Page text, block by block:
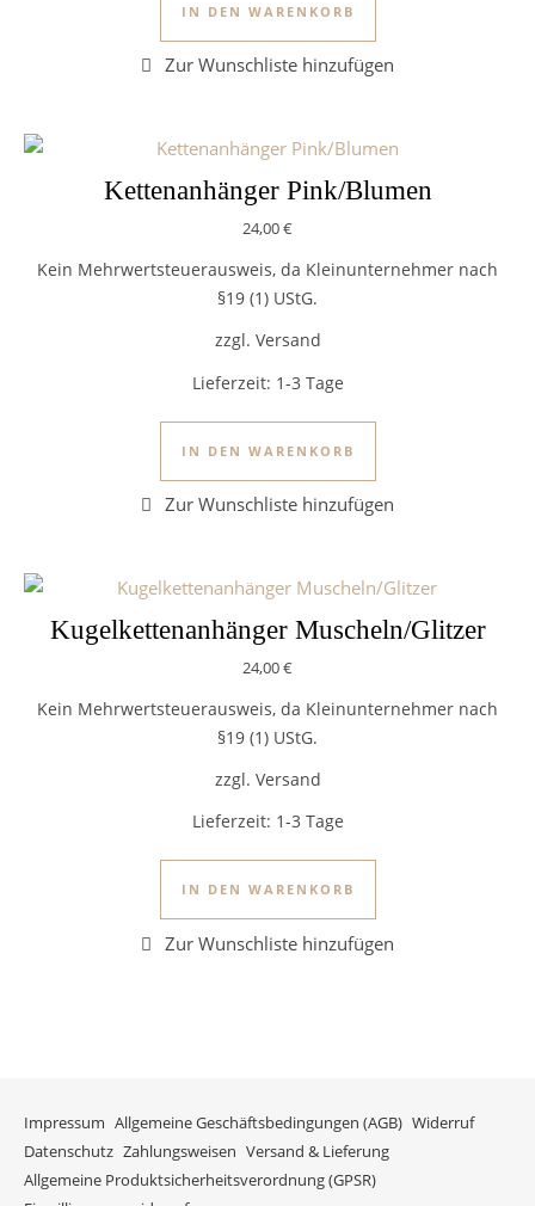
IN DEN WARENKORB
Kettenanhänger Pink/Blumen
24,00€
Kein Mehrwertsteuerausweis, da Kleinunternehmer nach
§19 (1) UStG.
zzgl. Versand
Lieferzeit: 1-3 Tage
IN DEN WARENKORB
Kugelkettenanhänger Muscheln/Glitzer
24,00€
Kein Mehrwertsteuerausweis, da Kleinunternehmer nach
§19 (1) UStG.
zzgl. Versand
Lieferzeit: 1-3 Tage
IN DEN WARENKORB
Impressum Allgemeine Geschäftsbedingungen (AGB) Widerruf
Datenschutz Zahlungsweisen Versand & Lieferung
Allgemeine Produktsicherheitsverordnung (GPSR)